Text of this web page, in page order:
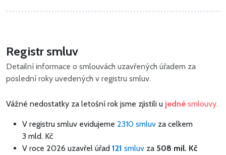
Registr smluv
Detailní informace o smlouvách uzavřených úřadem za
poslední roky uvedených v registru smluv.
Vážné nedostatky za letošní rok jsme zjistili u jedné smlouvy.
V registru smluv evidujeme 2310 smluv za celkem
3 mld. Kč
V roce 2026 uzavřel úřad 121 smluv za 508 mil. Kč